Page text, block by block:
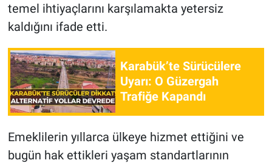
temel ihtiyaçlarını karşılamakta yetersiz
kaldığını ifade etti.
Karabük’te Sürücülere
Uyarı: O Güzergah
Trafiğe Kapandı
Emeklilerin yıllarca ülkeye hizmet ettiğini ve
bugün hak ettikleri yaşam standartlarının